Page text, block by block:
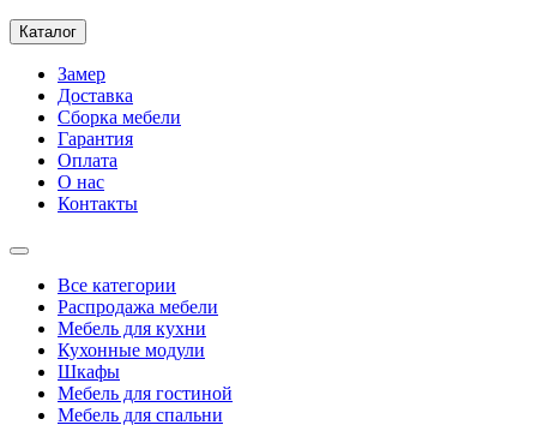
Каталог
Замер
Доставка
Сборка мебели
Гарантия
Оплата
О нас
Контакты
Все категории
Распродажа мебели
Мебель для кухни
Кухонные модули
Шкафы
Мебель для гостиной
Мебель для спальни